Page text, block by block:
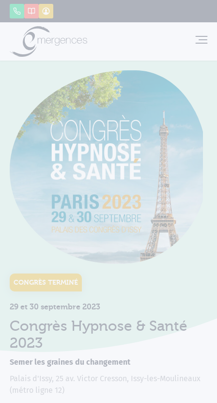
AppelerCatalogue
CONGRÈS TERMINÉ
29 et 30 septembre 2023
Congrès Hypnose & Santé
2023
Semer les graines du changement
Palais d'Issy, 25 av. Victor Cresson, Issy-les-Moulineaux
(métro ligne 12)
Panneau de gestion des cookies